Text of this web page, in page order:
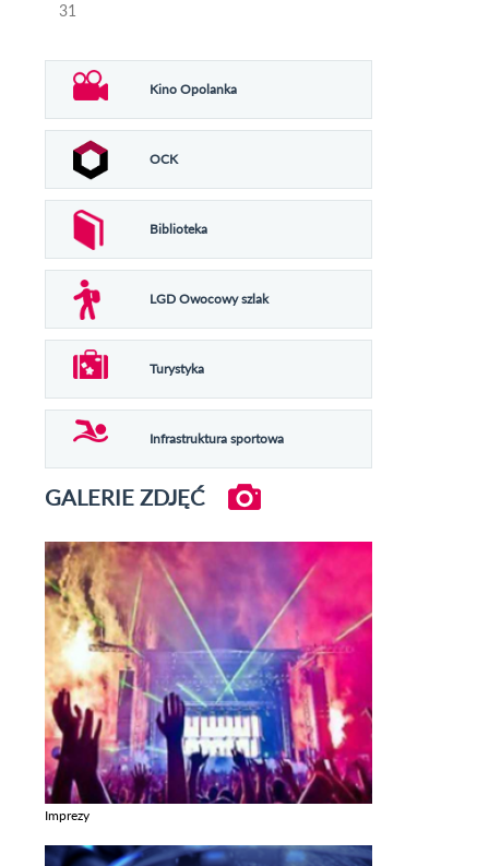
31
Kino Opolanka
OCK
Biblioteka
LGD Owocowy szlak
Turystyka
Infrastruktura sportowa
GALERIE ZDJĘĆ
Imprezy